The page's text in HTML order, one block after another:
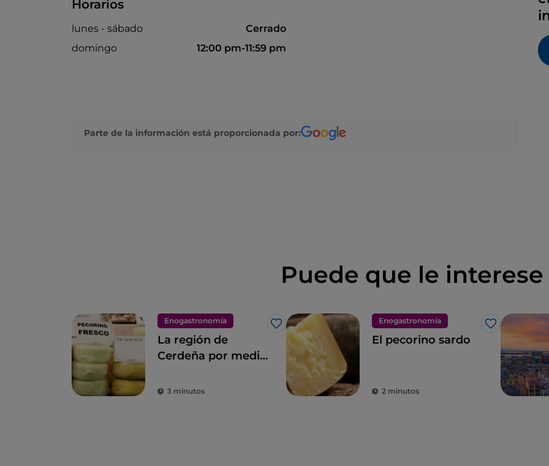
Horarios
lunes - sábado
Cerrado
domingo
12:00 pm-11:59 pm
Parte de la información está proporcionada por:
Puede que le interese
Enogastronomía
Me gusta
La región de
Cerdeña por medio
Sorbillo
3 minutos
Enogastronomía
Me gusta
El pecorino sardo
2 minutos